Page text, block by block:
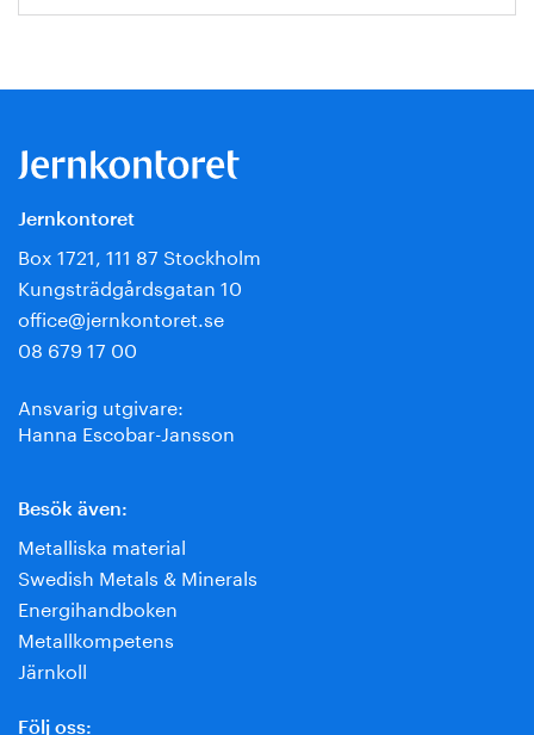
Jernkontoret
Box 1721, 111 87 Stockholm
Kungsträdgårdsgatan 10
office@jernkontoret.se
08 679 17 00
Ansvarig utgivare:
Hanna Escobar-Jansson
Besök även:
Metalliska material
Swedish Metals & Minerals
Energihandboken
Metallkompetens
Järnkoll
Följ oss: